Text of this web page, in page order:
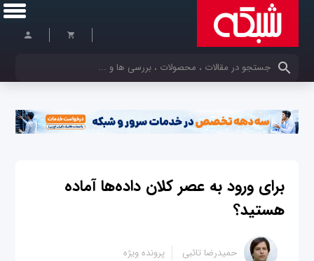
کلمات کلیدی خود را وارد کنید
برای ورود به عصر کلان داده‌ها آماده
هستید؟
حمیدرضا تائبی پرونده ویژه